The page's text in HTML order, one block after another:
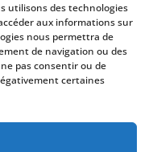
utilisons des technologies
aux informations sur
nous permettra de
de navigation ou des
pas consentir ou de
certaines